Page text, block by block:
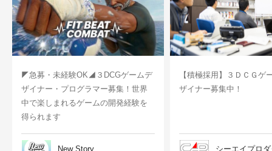
◤急募・未経験OK◢３DCGゲームデ
ザイナー・プログラマー募集！世界
中で楽しまれるゲームの開発経験を
得られます
New Story
【積極採用】３ＤＣＧゲ
ザイナー募集中！
シーエイプロ